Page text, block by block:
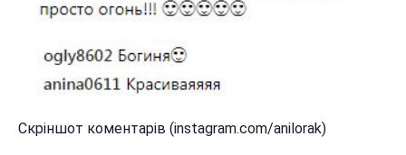
Скріншот коментарів (instagram.com/anilorak)